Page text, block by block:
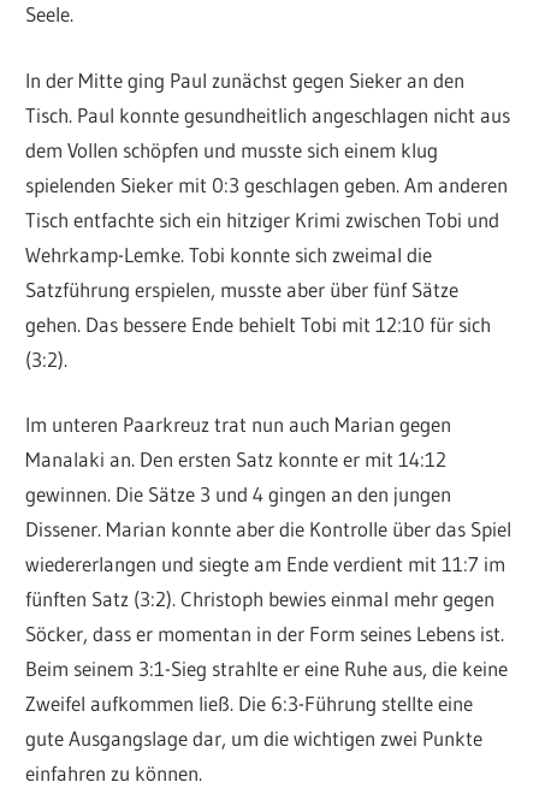
Seele.
In der Mitte ging Paul zunächst gegen Sieker an den
Tisch. Paul konnte gesundheitlich angeschlagen nicht aus
dem Vollen schöpfen und musste sich einem klug
spielenden Sieker mit 0:3 geschlagen geben. Am anderen
Tisch entfachte sich ein hitziger Krimi zwischen Tobi und
Wehrkamp-Lemke. Tobi konnte sich zweimal die
Satzführung erspielen, musste aber über fünf Sätze
gehen. Das bessere Ende behielt Tobi mit 12:10 für sich
(3:2).
Im unteren Paarkreuz trat nun auch Marian gegen
Manalaki an. Den ersten Satz konnte er mit 14:12
gewinnen. Die Sätze 3 und 4 gingen an den jungen
Dissener. Marian konnte aber die Kontrolle über das Spiel
wiedererlangen und siegte am Ende verdient mit 11:7 im
fünften Satz (3:2). Christoph bewies einmal mehr gegen
Söcker, dass er momentan in der Form seines Lebens ist.
Beim seinem 3:1-Sieg strahlte er eine Ruhe aus, die keine
Zweifel aufkommen ließ. Die 6:3-Führung stellte eine
gute Ausgangslage dar, um die wichtigen zwei Punkte
einfahren zu können.